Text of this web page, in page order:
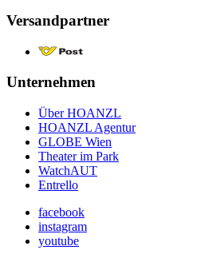
Versandpartner
Unternehmen
Über HOANZL
HOANZL Agentur
GLOBE Wien
Theater im Park
WatchAUT
Entrello
facebook
instagram
youtube